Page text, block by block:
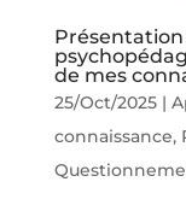
Présentation
de mes
25/Oct/2025|
connaissance,